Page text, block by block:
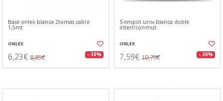
Base onlex blanca 2tomas cable
1,5mt
ONLEX
6,23€ 8,85€ - 30%
S-empot.univ.blanca doble
interr/conmut.
ONLEX
7,59€ 10,79€ - 30%